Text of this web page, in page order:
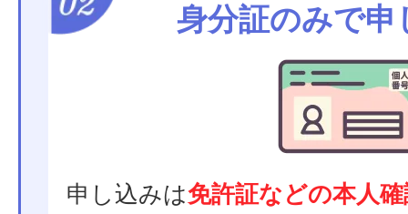
身分証のみで申
申し込みは免許証などの本人